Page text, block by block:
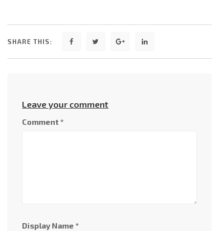
SHARE THIS:
Leave your comment
Comment *
Display Name *